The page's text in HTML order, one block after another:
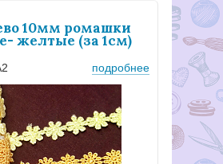
10мм ромашки
желтые (за 1см)
подробнее